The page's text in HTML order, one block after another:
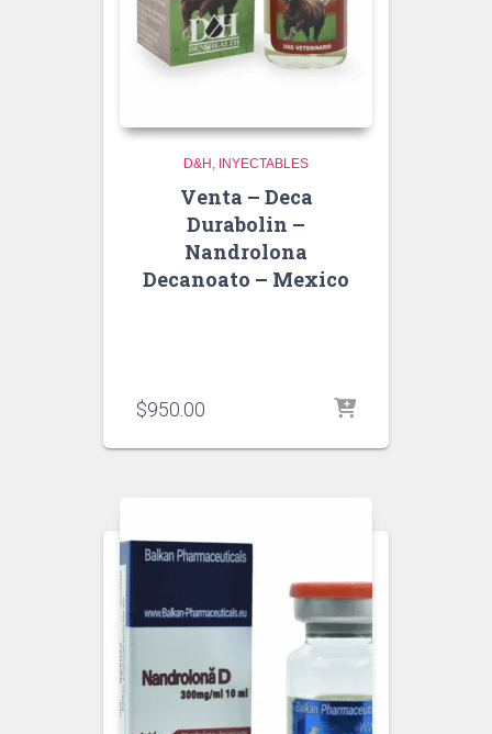
D&H INYECTABLES
Venta – Deca
Durabolin –
Nandrolona
Decanoato – Mexico
$950.00